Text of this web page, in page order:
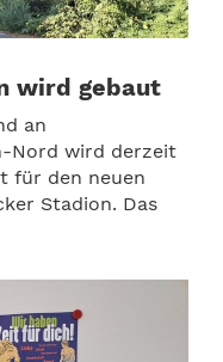
wird gebaut
an
Nord wird derzeit
für den neuen
Stadion. Das